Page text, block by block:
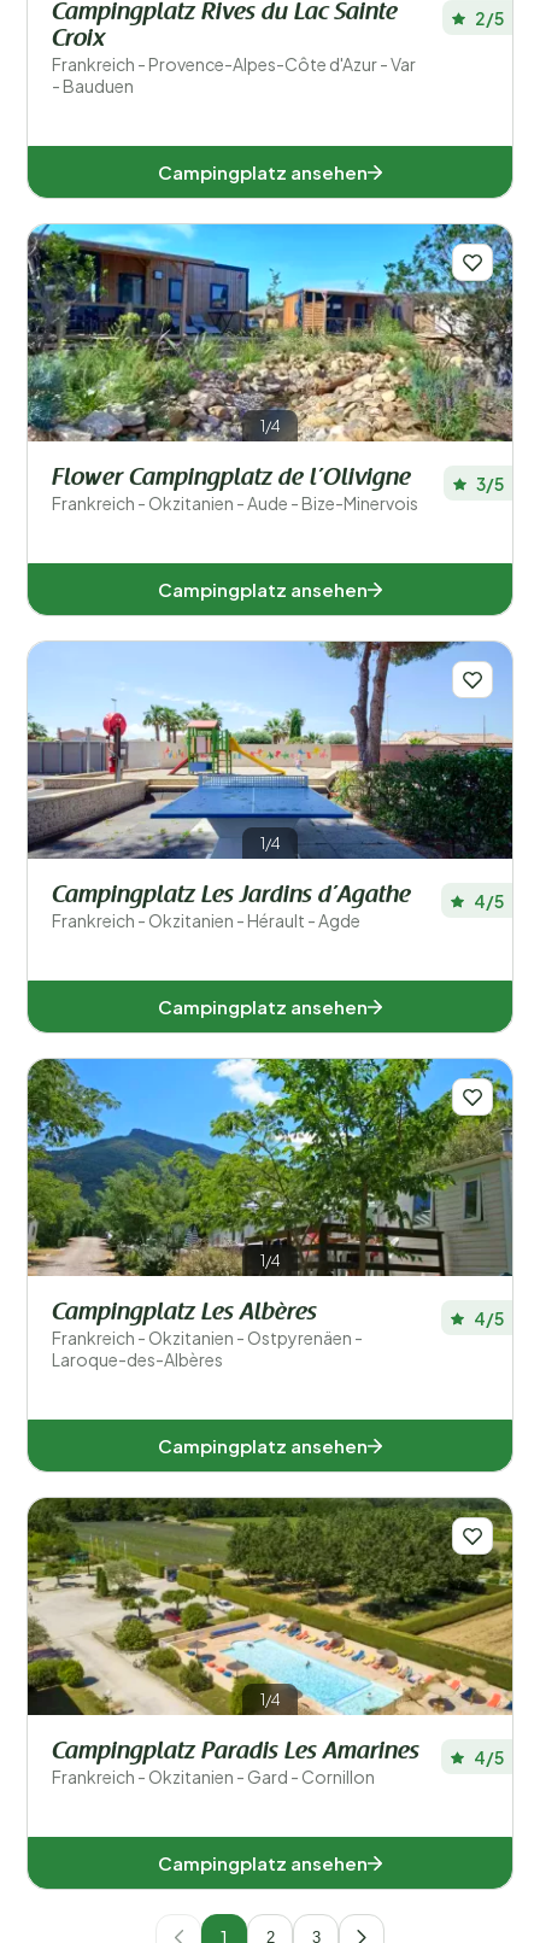
Campingplatz Rives du Lac Sainte
Croix
Frankreich - Provence-Alpes-Côte d'Azur - Var
- Bauduen
2/5
Campingplatz ansehen
1/4
Flower Campingplatz de l’Olivigne
Frankreich - Okzitanien - Aude - Bize-Minervois
3/5
Campingplatz ansehen
1/4
Campingplatz Les Jardins d’Agathe
Frankreich - Okzitanien - Hérault - Agde
4/5
Campingplatz ansehen
1/4
Campingplatz Les Albères
Frankreich - Okzitanien - Ostpyrenäen -
Laroque-des-Albères
4/5
Campingplatz ansehen
1/4
Campingplatz Paradis Les Amarines
Frankreich - Okzitanien - Gard - Cornillon
4/5
Campingplatz ansehen
1 2 3